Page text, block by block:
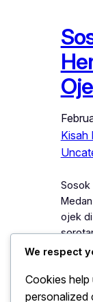
Kisah
Sosok
ojek
kisah
We respect
Cookies help
personalized